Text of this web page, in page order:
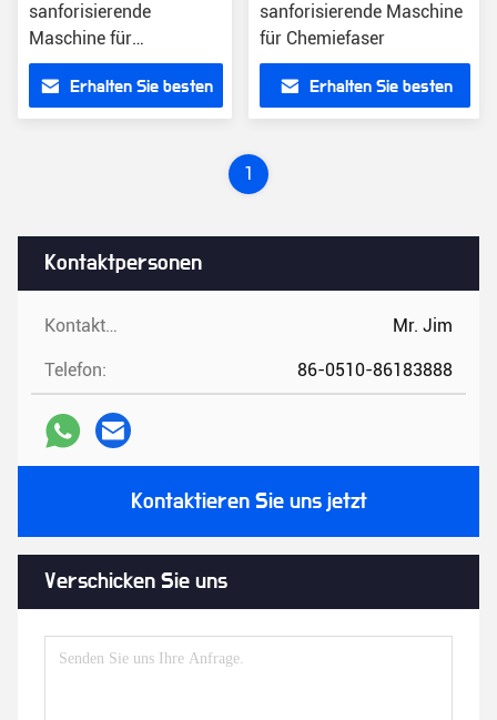
Kontaktpersonen
Kontaktpersonen: Mr. Jim
Telefon: 86-0510-86183888
Kontaktieren Sie uns jetzt
Verschicken Sie uns
sanforisierende
Maschine für
Chemiefaser
Erhalten Sie besten
sanforisierende Maschine
für Chemiefaser
Erhalten Sie besten
1